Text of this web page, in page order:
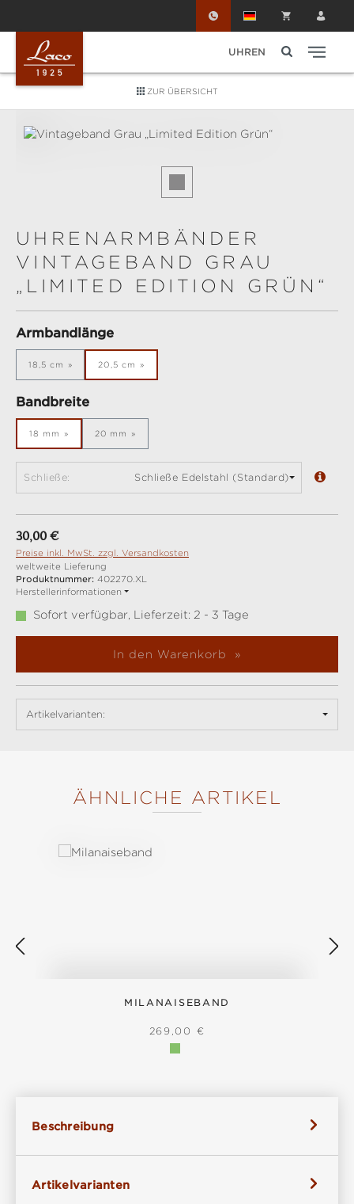
UHREN
ZUR ÜBERSICHT
UHRENARMBÄNDER
VINTAGEBAND GRAU
„LIMITED EDITION GRÜN“
Armbandlängeauswählen
18,5 cm 20,5 cm
Bandbreiteauswählen
18 mm 20 mm
Schließe: Schließe Edelstahl (Standard)
Regulärer Preis:
30,00 €
Preise inkl. MwSt. zzgl. Versandkosten
weltweite Lieferung
Produktnummer: 402270.XL
Herstellerinformationen
Sofort verfügbar, Lieferzeit: 2 - 3 Tage
In den Warenkorb
Artikelvarianten:
ÄHNLICHE ARTIKEL
MILANAISEBAND
REGULÄRER PREIS:
269,00 €
Beschreibung
Artikelvarianten